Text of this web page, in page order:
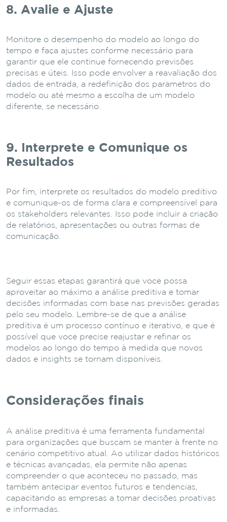
8. Avalie e Ajuste
Monitore o desempenho do modelo ao longo do
tempo e faça ajustes conforme necessário para
garantir que ele continue fornecendo previsões
precisas e úteis. Isso pode envolver a reavaliação dos
dados de entrada, a redefinição dos parâmetros do
modelo ou até mesmo a escolha de um modelo
diferente, se necessário.
9. Interprete e Comunique os
Resultados
Por fim, interprete os resultados do modelo preditivo
e comunique-os de forma clara e compreensível para
os stakeholders relevantes. Isso pode incluir a criação
de relatórios, apresentações ou outras formas de
comunicação.
Seguir essas etapas garantirá que você possa
aproveitar ao máximo a análise preditiva e tomar
decisões informadas com base nas previsões geradas
pelo seu modelo. Lembre-se de que a análise
preditiva é um processo contínuo e iterativo, e que é
possível que você precise reajustar e refinar os
modelos ao longo do tempo à medida que novos
dados e insights se tornam disponíveis.
Considerações finais
A análise preditiva é uma ferramenta fundamental
para organizações que buscam se manter à frente no
cenário competitivo atual. Ao utilizar dados históricos
e técnicas avançadas, ela permite não apenas
compreender o que aconteceu no passado, mas
também antecipar eventos futuros e tendências,
capacitando as empresas a tomar decisões proativas
e informadas.